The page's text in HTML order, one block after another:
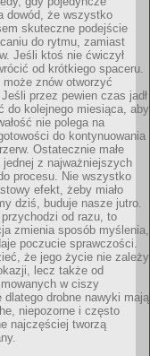
dowód, że wszystko
skuteczne podejście
do rytmu, zamiast
Jeśli ktoś nie ćwiczył
od krótkiego spaceru.
znów otworzyć
przez pewien czas jadł
do kolejnego miesiąca, aby
nie polega na
do kontynuowania
Ostatecznie małe
jednej z najważniejszych
procesu. Nie wszystko
efekt, żeby miało
dziś, buduje nasze jutro.
od razu, to
zmienia sposób myślenia,
poczucie sprawczości.
że jego życie nie zależy
lecz także od
w ciszy
dlatego drobne nawyki mają
niepozorne i często
najczęściej tworzą